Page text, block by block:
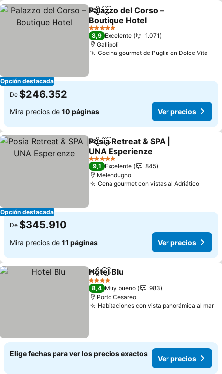
Opción destacada
CompartirAgregar a favoritos
Palazzo del Corso –
Boutique Hotel
5 Estrellas
8,9 Excelente
1.071
Gallipoli
Cocina gourmet de Puglia en Dolce Vita
De $246.352
Mira precios de 10 páginas Ver precios
Opción destacada
CompartirAgregar a favoritos
Posia Retreat & SPA |
UNA Esperienze
5 Estrellas
9,1 Excelente
845
Melendugno
Cena gourmet con vistas al Adriático
De $345.910
Mira precios de 11 páginas Ver precios
CompartirAgregar a favoritos
Hotel Blu
4 Estrellas
8,4 Muy bueno
983
Porto Cesareo
Habitaciones con vista panorámica al mar
Elige fechas para ver los precios exactos
Ver precios